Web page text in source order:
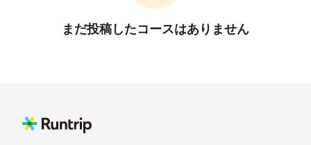
まだ投稿したコースはありません